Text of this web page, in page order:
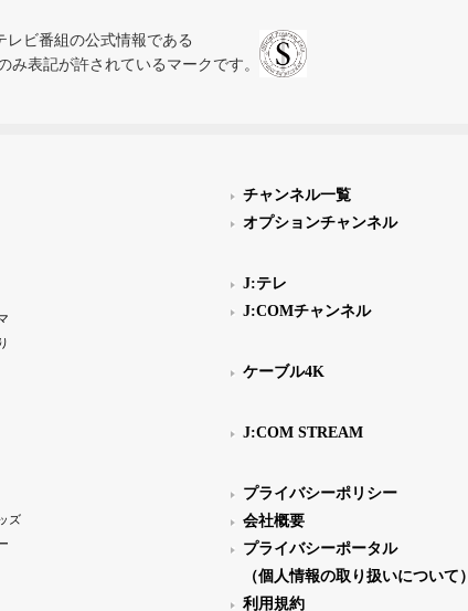
レビ番組の公式情報である
み表記が許されているマークです。
ズ
チャンネル一覧
オプションチャンネル
J:テレ
J:COMチャンネル
ケーブル4K
J:COM STREAM
プライバシーポリシー
会社概要
プライバシーポータル
（個人情報の取り扱いについて）
利用規約